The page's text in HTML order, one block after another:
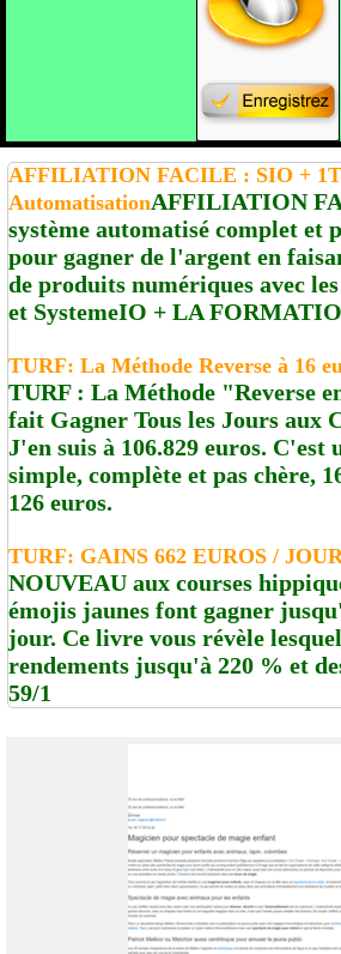
AFFILIATION FACILE : SIO +
AutomatisationAFFILIATION
système automatisé complet et
pour gagner de l'argent en
de produits numériques avec
et SystemeIO + LA
TURF: La Méthode Reverse à 16
TURF : La Méthode "Reverse
fait Gagner Tous les Jours aux
J'en suis à 106.829 euros. C'est
simple, complète et pas chère,
126 euros.
TURF: GAINS 662 EUROS /
NOUVEAU aux courses
émojis jaunes font gagner
jour. Ce livre vous révèle
rendements jusqu'à 220 % et
59/1